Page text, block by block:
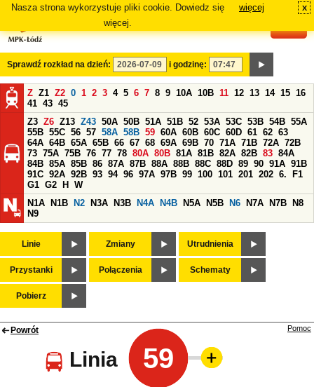
Nasza strona wykorzystuje pliki cookie. Dowiedz się
więcej.
więcej x
Sprawdź rozkład na dzień: i godzinę:
Z Z1 Z2 0 1 2 3 4 5 6 7 8 9 10A 10B 11 12 13 14 15 16
41 43 45
Z3 Z6 Z13 Z43 50A 50B 51A 51B 52 53A 53C 53B 54B 55A
55B 55C 56 57 58A 58B 59 60A 60B 60C 60D 61 62 63
64A 64B 65A 65B 66 67 68 69A 69B 70 71A 71B 72A 72B
73 75A 75B 76 77 78 80A 80B 81A 81B 82A 82B 83 84A
84B 85A 85B 86 87A 87B 88A 88B 88C 88D 89 90 91A 91B
91C 92A 92B 93 94 96 97A 97B 99 100 101 201 202 6.
F1
G1 G2 H
W
N1A
N1B N2 N3A N3B N4A N4B N5A N5B N6 N7A N7B
N8
N9
Linie Zmiany Utrudnienia
Przystanki Połączenia Schematy
Pobierz
Powrót
Linia 59
Pomoc